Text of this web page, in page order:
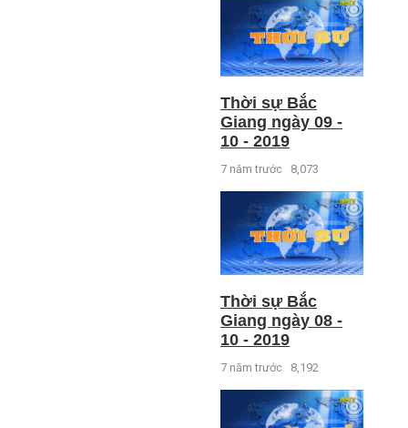
Thời sự Bắc
Giang ngày 09 -
10 - 2019
7 năm trước 8,073
Thời sự Bắc
Giang ngày 08 -
10 - 2019
7 năm trước 8,192